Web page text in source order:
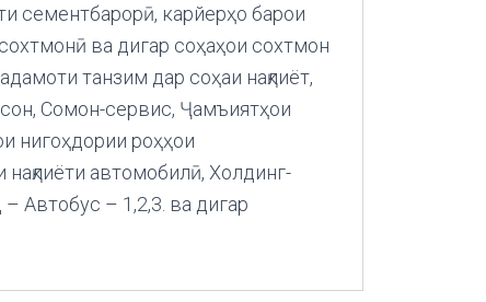
сементбарорӣ, карйерҳо барои
ва дигар соҳаҳои сохтмон
танзим дар соҳаи нақлиёт,
Сомон-сервис, Ҷамъиятҳои
нигоҳдории роҳҳои
автомобилӣ, Холдинг-
Автобус – 1,2,3. ва дигар